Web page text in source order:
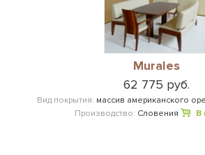
Murales
62 775 руб.
Вид покрытия: массив американского
Производство: Словения В